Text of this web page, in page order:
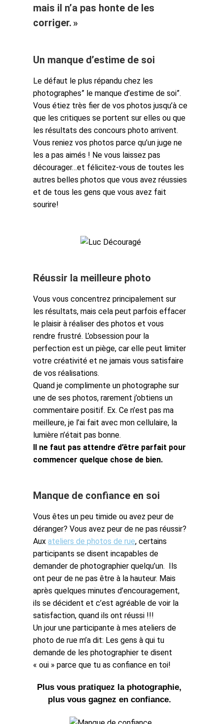
mais il n’a pas honte de les
corriger. »
Un manque d’estime de soi
Le défaut le plus répandu chez les
photographes” le manque d’estime de soi”.
Vous étiez très fier de vos photos jusqu’à ce
que les critiques se portent sur elles ou que
les résultats des concours photo arrivent.
Vous reniez vos photos parce qu’un juge ne
les a pas aimés ! Ne vous laissez pas
décourager…et félicitez-vous de toutes les
autres belles photos que vous avez réussies
et de tous les gens que vous avez fait
sourire!
Réussir la meilleure photo
Vous vous concentrez principalement sur
les résultats, mais cela peut parfois effacer
le plaisir à réaliser des photos et vous
rendre frustré. L’obsession pour la
perfection est un piège, car elle peut limiter
votre créativité et ne jamais vous satisfaire
de vos réalisations.
Quand je complimente un photographe sur
une de ses photos, rarement j’obtiens un
commentaire positif. Ex. Ce n’est pas ma
meilleure, je l’ai fait avec mon cellulaire, la
lumière n’était pas bonne.
Il ne faut pas attendre d’être parfait pour
commencer quelque chose de bien.
Manque de confiance en soi
Vous êtes un peu timide ou avez peur de
déranger? Vous avez peur de ne pas réussir?
Auxateliers de photos de rue, certains
participants se disent incapables de
demander de photographier quelqu’un. Ils
ont peur de ne pas être à la hauteur. Mais
après quelques minutes d’encouragement,
ils se décident et c’est agréable de voir la
satisfaction, quand ils ont réussi !!!
Un jour une participante à mes ateliers de
photo de rue m’a dit: Les gens à qui tu
demande de les photographier te disent
« oui » parce que tu as confiance en toi!
Plus vous pratiquez la photographie,
plus vous gagnez en confiance.